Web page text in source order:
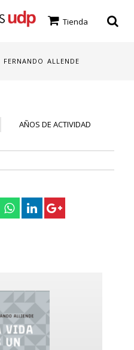
Tienda
FERNANDO ALLENDE
AÑOS DE ACTIVIDAD